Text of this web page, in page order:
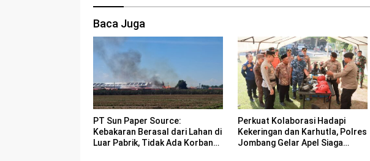
Baca Juga
PT Sun Paper Source:
Kebakaran Berasal dari Lahan di
Luar Pabrik, Tidak Ada Korban
Perkuat Kolaborasi Hadapi
Kekeringan dan Karhutla, Polres
Jombang Gelar Apel Siaga